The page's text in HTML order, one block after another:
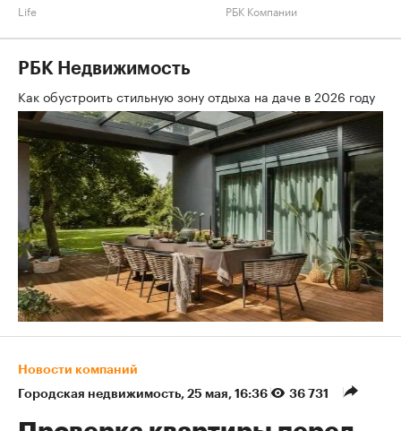
Life РБК Компании
РБК Недвижимость
Как обустроить стильную зону отдыха на даче в 2026 году
Новости компаний
Городская недвижимость⁠, 25 мая, 16:36 36 731